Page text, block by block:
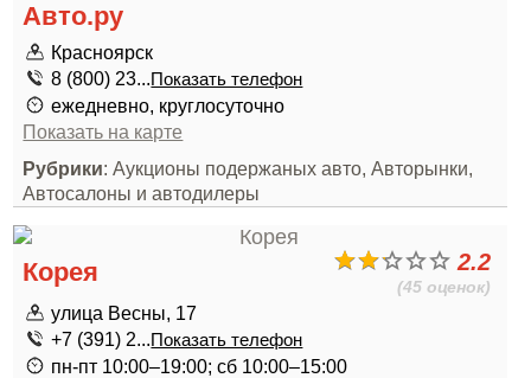
Авто.ру
Красноярск
8 (800) 23...Показать телефон
ежедневно, круглосуточно
Показать на карте
Рубрики: Аукционы подержаных авто, Авторынки,
Автосалоны и автодилеры
2.2
(45 оценок)
Корея
улица Весны, 17
+7 (391) 2...Показать телефон
пн-пт 10:00–19:00; сб 10:00–15:00